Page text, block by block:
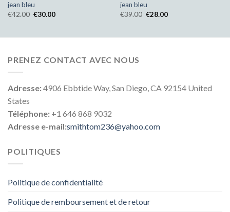
jean bleu
€42.00 €30.00
jean bleu
€39.00 €28.00
PRENEZ CONTACT AVEC NOUS
Adresse:4906 Ebbtide Way, San Diego, CA 92154 United
States
Téléphone: +1 646 868 9032
Adresse e-mail:smithtom236@yahoo.com
POLITIQUES
Politique de confidentialité
Politique de remboursement et de retour